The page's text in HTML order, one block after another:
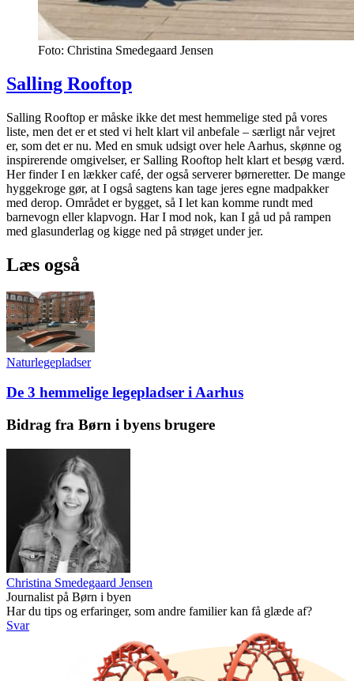
Foto: Christina Smedegaard Jensen
Salling Rooftop
Salling Rooftop er måske ikke det mest hemmelige sted på vores
liste, men det er et sted vi helt klart vil anbefale – særligt når vejret
er, som det er nu. Med en smuk udsigt over hele Aarhus, skønne og
inspirerende omgivelser, er Salling Rooftop helt klart et besøg værd.
Her finder I en lækker café, der også serverer børneretter. De mange
hyggekroge gør, at I også sagtens kan tage jeres egne madpakker
med derop. Området er bygget, så I let kan komme rundt med
barnevogn eller klapvogn. Har I mod nok, kan I gå ud på rampen
med glasunderlag og kigge ned på strøget under jer.
Læs også
Naturlegepladser
De 3 hemmelige legepladser i Aarhus
Bidrag fra Børn i byens brugere
Christina Smedegaard Jensen
Journalist på Børn i byen
Har du tips og erfaringer, som andre familier kan få glæde af?
Svar